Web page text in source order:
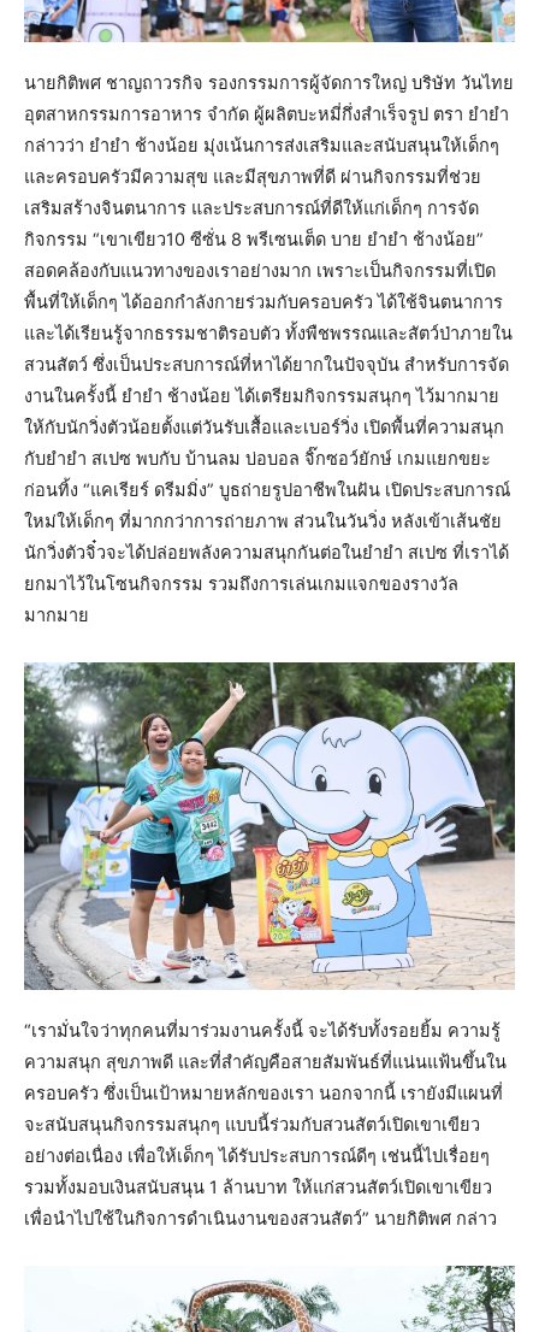
นายกิติพศ ชาญถาวรกิจ รองกรรมการผู้จัดการใหญ่ บริษัท วันไทย
อุตสาหกรรมการอาหาร จำกัด ผู้ผลิตบะหมี่กึ่งสำเร็จรูป ตรา ยำยำ
กล่าวว่า ยำยำ ช้างน้อย มุ่งเน้นการส่งเสริมและสนับสนุนให้เด็กๆ
และครอบครัวมีความสุข และมีสุขภาพที่ดี ผ่านกิจกรรมที่ช่วย
เสริมสร้างจินตนาการ และประสบการณ์ที่ดีให้แก่เด็กๆ การจัด
กิจกรรม “เขาเขียว10 ซีซั่น 8 พรีเซนเต็ด บาย ยำยำ ช้างน้อย”
สอดคล้องกับแนวทางของเราอย่างมาก เพราะเป็นกิจกรรมที่เปิด
พื้นที่ให้เด็กๆ ได้ออกกำลังกายร่วมกับครอบครัว ได้ใช้จินตนาการ
และได้เรียนรู้จากธรรมชาติรอบตัว ทั้งพืชพรรณและสัตว์ป่าภายใน
สวนสัตว์ ซึ่งเป็นประสบการณ์ที่หาได้ยากในปัจจุบัน สำหรับการจัด
งานในครั้งนี้ ยำยำ ช้างน้อย ได้เตรียมกิจกรรมสนุกๆ ไว้มากมาย
ให้กับนักวิ่งตัวน้อยตั้งแต่วันรับเสื้อและเบอร์วิ่ง เปิดพื้นที่ความสนุก
กับยำยำ สเปซ พบกับ บ้านลม บ่อบอล จิ๊กซอว์ยักษ์ เกมแยกขยะ
ก่อนทิ้ง “แคเรียร์ ดรีมมิ่ง” บูธถ่ายรูปอาชีพในฝัน เปิดประสบการณ์
ใหม่ให้เด็กๆ ที่มากกว่าการถ่ายภาพ ส่วนในวันวิ่ง หลังเข้าเส้นชัย
นักวิ่งตัวจิ๋วจะได้ปล่อยพลังความสนุกกันต่อในยำยำ สเปซ ที่เราได้
ยกมาไว้ในโซนกิจกรรม รวมถึงการเล่นเกมแจกของรางวัล
มากมาย
“เรามั่นใจว่าทุกคนที่มาร่วมงานครั้งนี้ จะได้รับทั้งรอยยิ้ม ความรู้
ความสนุก สุขภาพดี และที่สำคัญคือสายสัมพันธ์ที่แน่นแฟ้นขึ้นใน
ครอบครัว ซึ่งเป็นเป้าหมายหลักของเรา นอกจากนี้ เรายังมีแผนที่
จะสนับสนุนกิจกรรมสนุกๆ แบบนี้ร่วมกับสวนสัตว์เปิดเขาเขียว
อย่างต่อเนื่อง เพื่อให้เด็กๆ ได้รับประสบการณ์ดีๆ เช่นนี้ไปเรื่อยๆ
รวมทั้งมอบเงินสนับสนุน 1 ล้านบาท ให้แก่สวนสัตว์เปิดเขาเขียว
เพื่อนำไปใช้ในกิจการดำเนินงานของสวนสัตว์” นายกิติพศ กล่าว